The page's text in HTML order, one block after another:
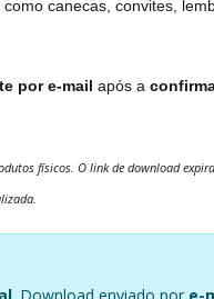
canecas, convites,
por e-mail após a
físicos. O link de download